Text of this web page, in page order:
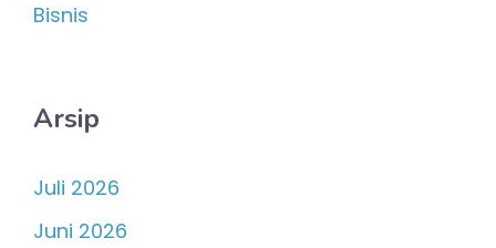
Bisnis
Arsip
Juli 2026
Juni 2026